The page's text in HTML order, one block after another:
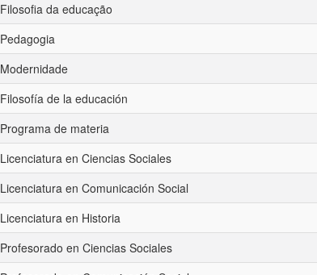
Filosofia da educação
Pedagogia
Modernidade
Filosofía de la educación
Programa de materia
Licenciatura en Ciencias Sociales
Licenciatura en Comunicación Social
Licenciatura en Historia
Profesorado en Ciencias Sociales